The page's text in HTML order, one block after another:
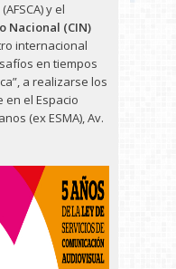
y el
Nacional (CIN)
internacional
en tiempos
a realizarse los
en el Espacio
(ex ESMA), Av.